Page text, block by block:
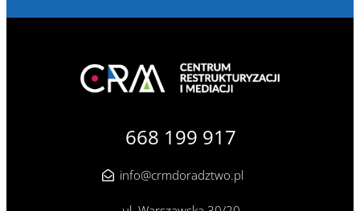
668 199 917
info@crmdoradztwo.pl